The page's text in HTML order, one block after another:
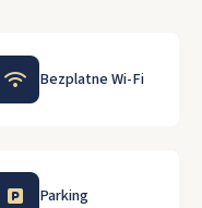
Bezplatne Wi-Fi
Parking